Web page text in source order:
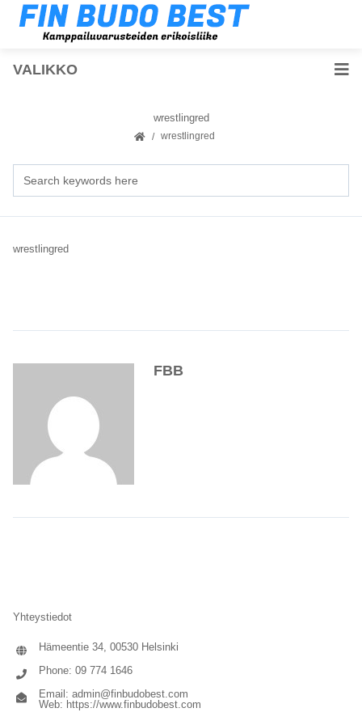
VALIKKO
wrestlingred
wrestlingred
wrestlingred
FBB
Yhteystiedot
Hämeentie 34, 00530 Helsinki
Phone: 09 774 1646
Email: admin@finbudobest.com
Web: https://www.finbudobest.com